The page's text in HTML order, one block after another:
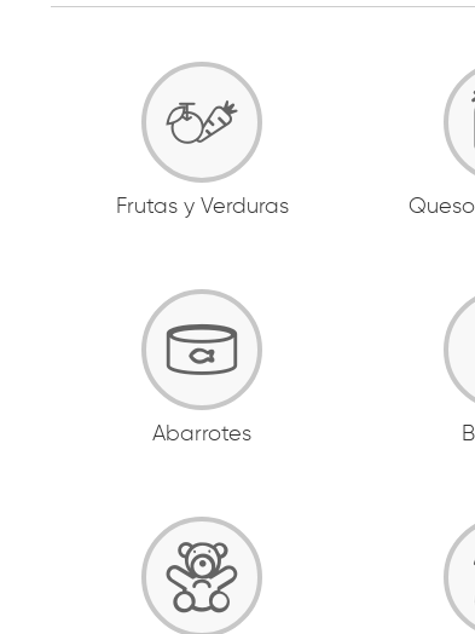
Frutas y Verduras
Abarrotes